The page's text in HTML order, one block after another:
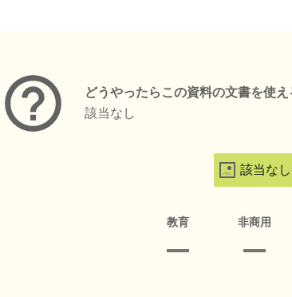
どうやったらこの資料の文書を使え
該当なし
該当なし
教育 非商用